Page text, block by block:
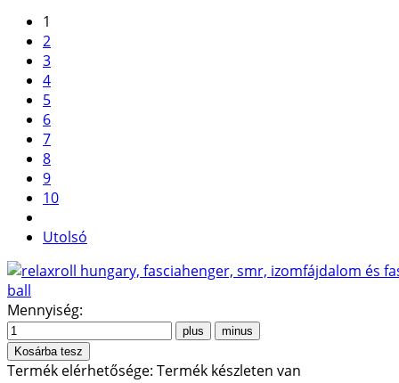
1
2
3
4
5
6
7
8
9
10
Utolsó
Mennyiség:
Termék elérhetősége: Termék készleten van